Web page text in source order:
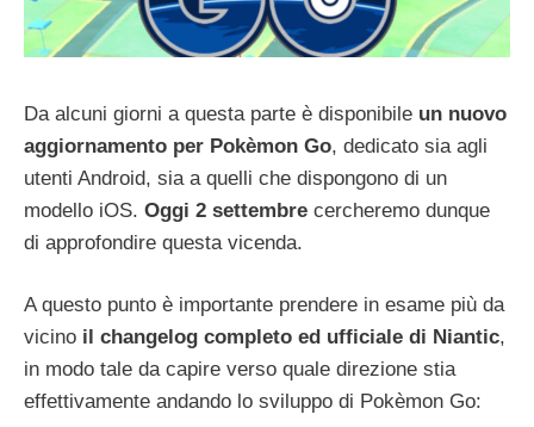
Da alcuni giorni a questa parte è disponibile un nuovo
aggiornamento per Pokèmon Go, dedicato sia agli
utenti Android, sia a quelli che dispongono di un
modello iOS. Oggi 2 settembre cercheremo dunque
di approfondire questa vicenda.
A questo punto è importante prendere in esame più da
vicino il changelog completo ed ufficiale di Niantic,
in modo tale da capire verso quale direzione stia
effettivamente andando lo sviluppo di Pokèmon Go: